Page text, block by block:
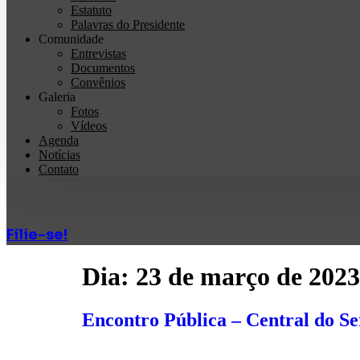
Estatuto
Palavras do Presidente
Comunidade
Entrevistas
Documentos
Convênios
Galeria
Fotos
Vídeos
Agenda
Notícias
Contato
Filie-se!
Dia: 23 de março de 2023
Encontro Pública – Central do